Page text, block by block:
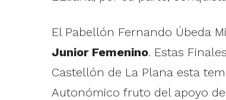
El Pabellón Fernando Úbeda
Junior Femenino. Estas
Castellón de La Plana esta
Autonómico fruto del apoyo